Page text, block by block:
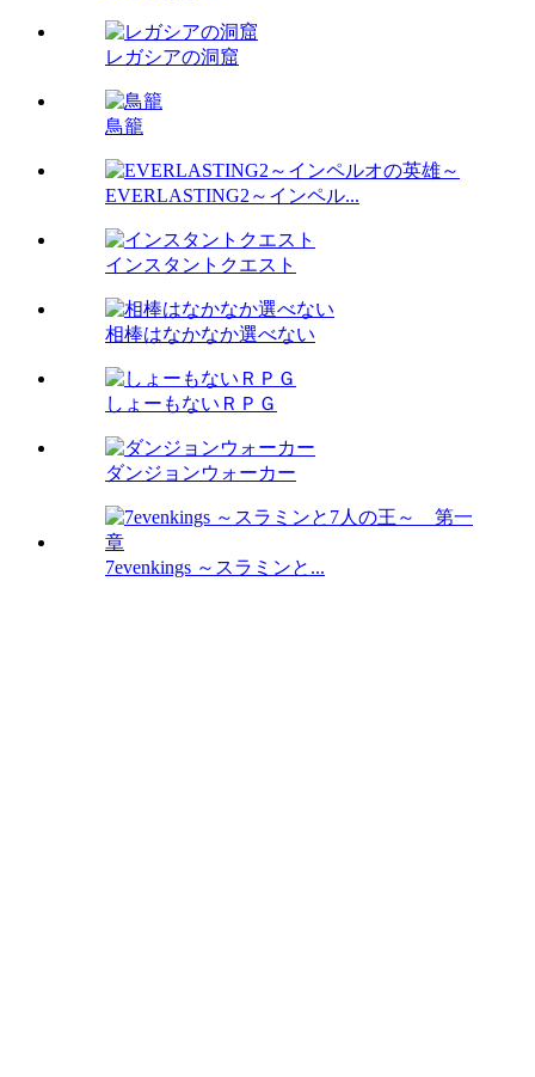
レガシアの洞窟
鳥籠
EVERLASTING2～インペル...
インスタントクエスト
相棒はなかなか選べない
しょーもないＲＰＧ
ダンジョンウォーカー
7evenkings ～スラミンと...